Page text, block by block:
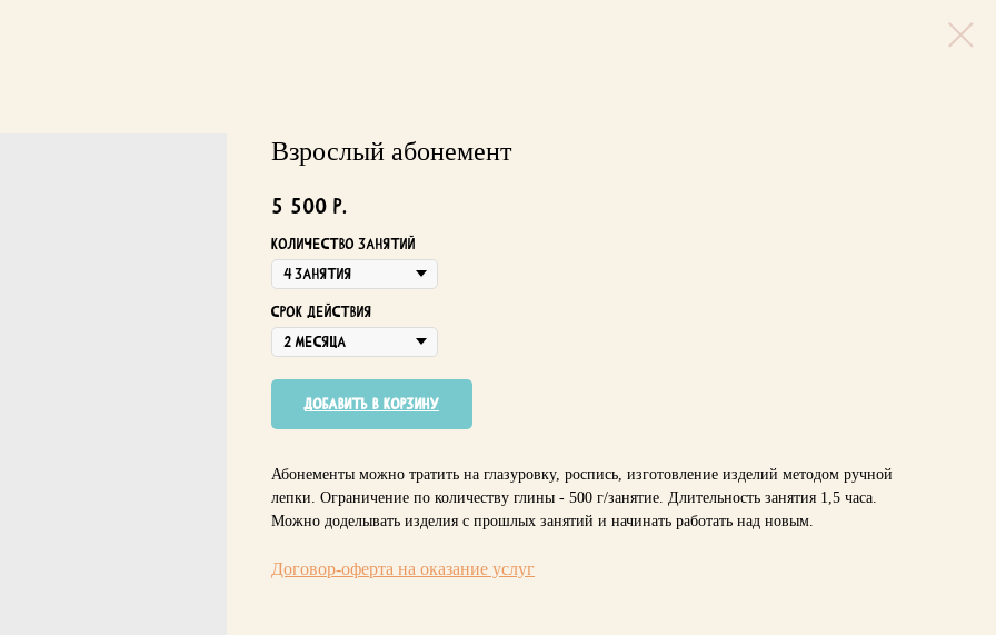
Взрослый абонемент
5 500 р.
Количество занятий
Срок действия
Добавить в корзину
Абонементы можно тратить на глазуровку, роспись, изготовление изделий методом ручной
лепки. Ограничение по количеству глины - 500 г/занятие. Длительность занятия 1,5 часа.
Можно доделывать изделия с прошлых занятий и начинать работать над новым.
Договор-оферта на оказание услуг